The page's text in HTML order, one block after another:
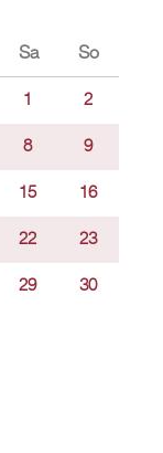
Sa So
1 2
8 9
15 16
22 23
29 30